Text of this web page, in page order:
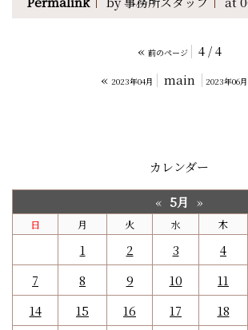
« 前のページ
4 / 4
« 2023年04月 main 2023年06月
カレンダー
« 5月 »
日 月 火 水 木
1 2 3 4
7
8 9 10 11
14
15 16 17 18